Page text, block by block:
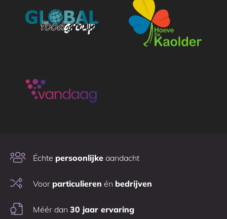
Échte persoonlijke aandacht
Voor particulieren én bedrijven
Méér dan 30 jaar ervaring